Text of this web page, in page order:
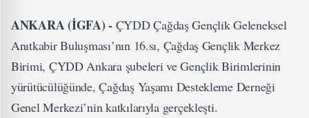
ANKARA (İGFA) - ÇYDD Çağdaş Gençlik Geleneksel
Anıtkabir Buluşması’nın 16.sı, Çağdaş Gençlik Merkez
Birimi, ÇYDD Ankara şubeleri ve Gençlik Birimlerinin
yürütücülüğünde, Çağdaş Yaşamı Destekleme Derneği
Genel Merkezi’nin katkılarıyla gerçekleşti.